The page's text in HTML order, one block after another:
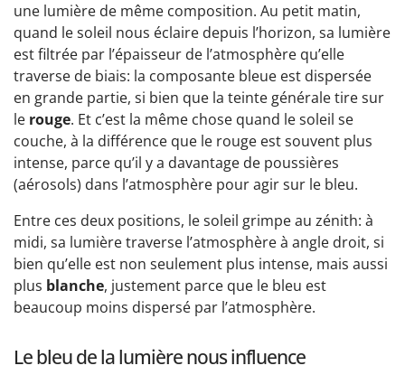
une lumière de même composition. Au petit matin,
quand le soleil nous éclaire depuis l’horizon, sa lumière
est filtrée par l’épaisseur de l’atmosphère qu’elle
traverse de biais: la composante bleue est dispersée
en grande partie, si bien que la teinte générale tire sur
le rouge. Et c’est la même chose quand le soleil se
couche, à la différence que le rouge est souvent plus
intense, parce qu’il y a davantage de poussières
(aérosols) dans l’atmosphère pour agir sur le bleu.
Entre ces deux positions, le soleil grimpe au zénith: à
midi, sa lumière traverse l’atmosphère à angle droit, si
bien qu’elle est non seulement plus intense, mais aussi
plus blanche, justement parce que le bleu est
beaucoup moins dispersé par l’atmosphère.
Le bleu de la lumière nous influence